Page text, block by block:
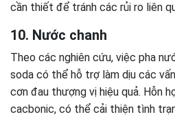
cần thiết để tránh các rủi ro liên
10. Nước chanh
Theo các nghiên cứu, việc pha
soda có thể hỗ trợ làm dịu các
cơn đau thượng vị hiệu quả. Hỗn
cacbonic, có thể cải thiện tình